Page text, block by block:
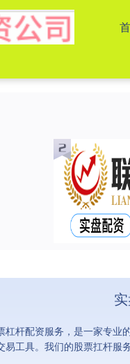
杆配资服务，是一家专业
工具。我们的股票扛杆服